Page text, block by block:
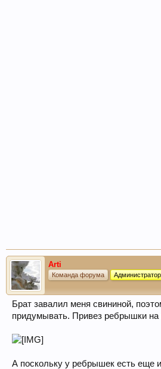
Arti
Команда форума Администратор
Брат завалил меня свининой,
придумывать. Привез ребрышки
А поскольку у ребрышек есть еще